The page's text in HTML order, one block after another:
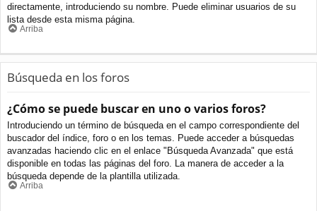
directamente, introduciendo su nombre. Puede eliminar usuarios de su
lista desde esta misma página.
Arriba
Búsqueda en los foros
¿Cómo se puede buscar en uno o varios foros?
Introduciendo un término de búsqueda en el campo correspondiente del
buscador del índice, foro o en los temas. Puede acceder a búsquedas
avanzadas haciendo clic en el enlace "Búsqueda Avanzada" que está
disponible en todas las páginas del foro. La manera de acceder a la
búsqueda depende de la plantilla utilizada.
Arriba